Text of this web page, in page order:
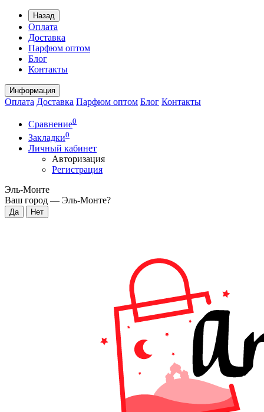
Назад
Оплата
Доставка
Парфюм оптом
Блог
Контакты
Информация
Оплата Доставка Парфюм оптом Блог Контакты
Сравнение0
Закладки0
Личный кабинет
Авторизация
Регистрация
Эль-Монте
Ваш город — Эль-Монте?